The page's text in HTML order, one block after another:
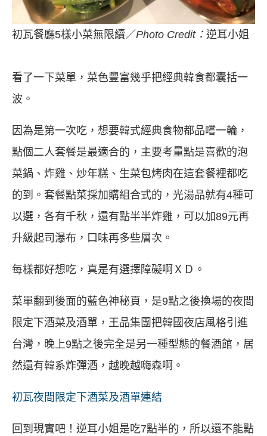
初瓦餐廳5樣小菜無限續／Photo Credit： 逆耳小姐
看了一下菜單，菜色豐富幾乎把經典韓食都囊括一
波。
因為是第一次吃，想要韓式經典食物都品嚐一輪，
點個二人套餐是最適合的，主要考量點是喜歡的泡
菜鍋、炸雞、炒年糕、生菜包烤肉在這套餐裡都吃
的到。套餐點菜採加購組合式的，光湯品就有4種可
以選，各有千秋，還有點半半炸雞，可以加89元再
升級起司瀑布，口味再多些層次。
每樣都好想吃，真是有選擇障礙啊ＸＤ。
菜單翻到後面的藍色神秘頁，是9點之後換場的夜間
限定下酒菜及酒單，王品集團把韓國夜店風格引進
台灣，晚上9點之後完全是另一種型態的餐酒館，居
然還有韓系炸彈酒，越晚越嗨森啊。
初瓦夜間限定下酒菜及酒單連結
回到現實吧！逆耳小姐是吃7點半的，所以還不能點